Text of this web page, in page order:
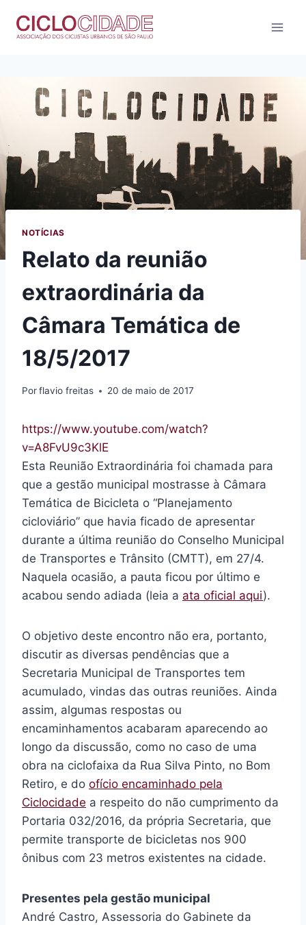
para
NOTÍCIAS
Relato da reunião
extraordinária da
Câmara Temática de
18/5/2017
Porflavio freitas 20 de maio de 2017
https://www.youtube.com/watch?
v=A8FvU9c3KlE
Esta Reunião Extraordinária foi chamada para
que a gestão municipal mostrasse à Câmara
Temática de Bicicleta o “Planejamento
cicloviário” que havia ficado de apresentar
durante a última reunião do Conselho Municipal
de Transportes e Trânsito (CMTT), em 27/4.
Naquela ocasião, a pauta ficou por último e
acabou sendo adiada (leia a ata oficial aqui).
O objetivo deste encontro não era, portanto,
discutir as diversas pendências que a
Secretaria Municipal de Transportes tem
acumulado, vindas das outras reuniões. Ainda
assim, algumas respostas ou
encaminhamentos acabaram aparecendo ao
longo da discussão, como no caso de uma
obra na ciclofaixa da Rua Silva Pinto, no Bom
Retiro, e do ofício encaminhado pela
Ciclocidade a respeito do não cumprimento da
Portaria 032/2016, da própria Secretaria, que
permite transporte de bicicletas nos 900
ônibus com 23 metros existentes na cidade.
Presentes pela gestão municipal
André Castro, Assessoria do Gabinete da